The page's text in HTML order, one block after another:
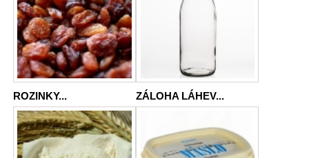
ROZINKY... ZÁLOHA LÁHEV...